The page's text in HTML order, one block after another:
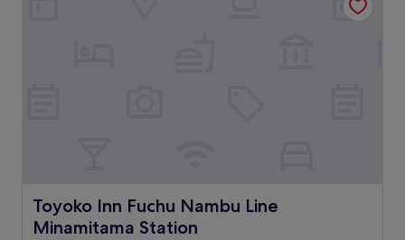
Toyoko Inn Fuchu Nambu Line
Minamitama Station
Toyoko Inn Fuchu Nambu Line Minamitama Station